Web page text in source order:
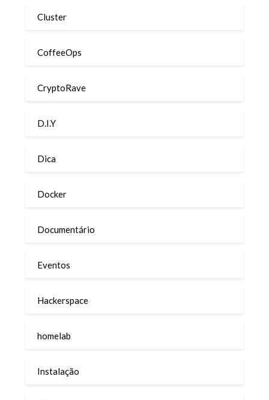
Cluster
CoffeeOps
CryptoRave
D.I.Y
Dica
Docker
Documentário
Eventos
Hackerspace
homelab
Instalação